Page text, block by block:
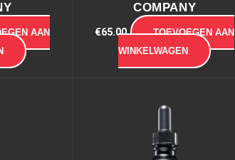
AAN
COMPANY
€65.00
TOEVOEGEN AAN
WINKELWAGEN